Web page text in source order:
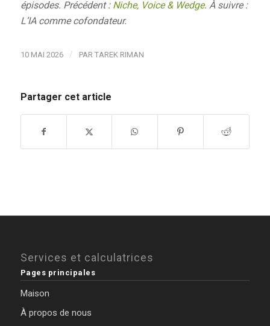
épisodes. Précédent : Niche, Voice & Wedge. À suivre :
L’IA comme cofondateur.
10 MAI 2026 / PAR TAREK RIMAN
Partager cet article
Services et calculatrices
Pages principales
Maison
À propos de nous